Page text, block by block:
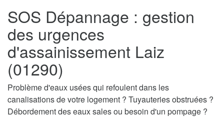
SOS Dépannage : gestion
des urgences
d'assainissement Laiz
(01290)
Problème d'eaux usées qui refoulent dans les
canalisations de votre logement ? Tuyauteries obstruées ?
Débordement des eaux sales ou besoin d'un pompage ?